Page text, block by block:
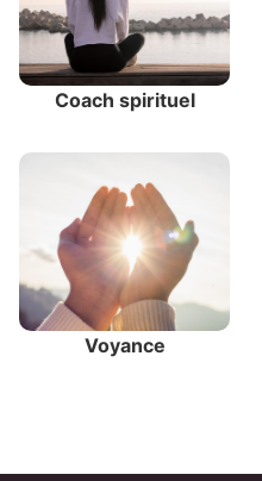
Coach spirituel
Voyance